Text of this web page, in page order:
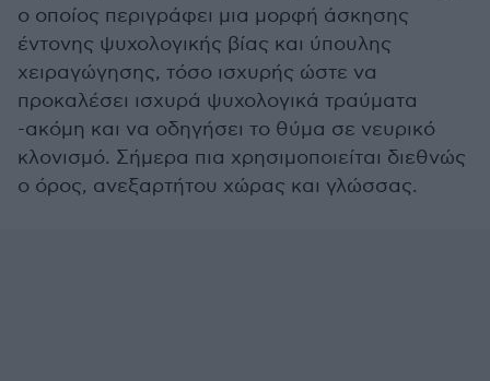
ο οποίος περιγράφει μια μορφή άσκησης
έντονης ψυχολογικής βίας και ύπουλης
χειραγώγησης, τόσο ισχυρής ώστε να
προκαλέσει ισχυρά ψυχολογικά τραύματα
-ακόμη και να οδηγήσει το θύμα σε νευρικό
κλονισμό. Σήμερα πια χρησιμοποιείται διεθνώς
ο όρος, ανεξαρτήτου χώρας και γλώσσας.